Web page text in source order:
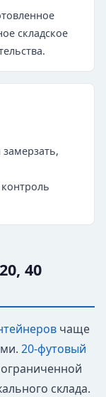
складское
замерзать,
40
чаще
20-футовый
склада.